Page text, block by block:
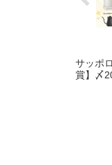
サッポ
賞】〆